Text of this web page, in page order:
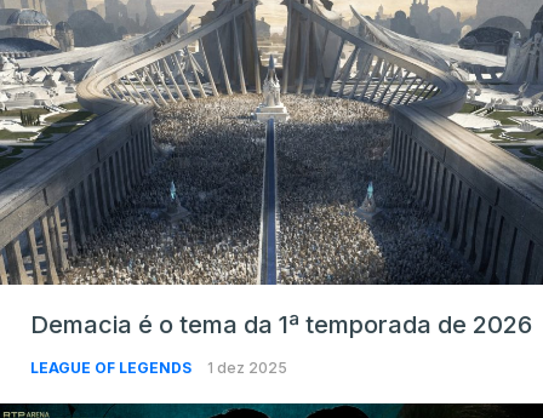
Demacia é o tema da 1ª temporada de 2026
LEAGUE OF LEGENDS 1 dez 2025